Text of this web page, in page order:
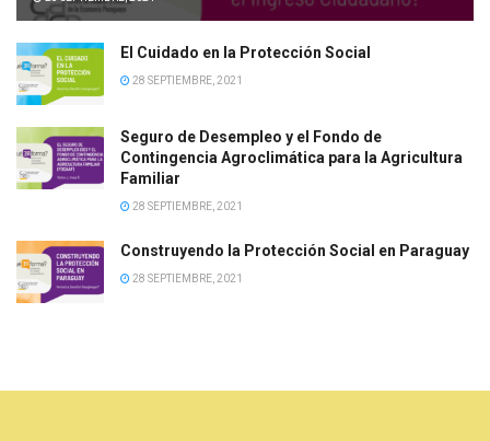
El Cuidado en la Protección Social
28 SEPTIEMBRE, 2021
Seguro de Desempleo y el Fondo de
Contingencia Agroclimática para la Agricultura
Familiar
28 SEPTIEMBRE, 2021
Construyendo la Protección Social en Paraguay
28 SEPTIEMBRE, 2021